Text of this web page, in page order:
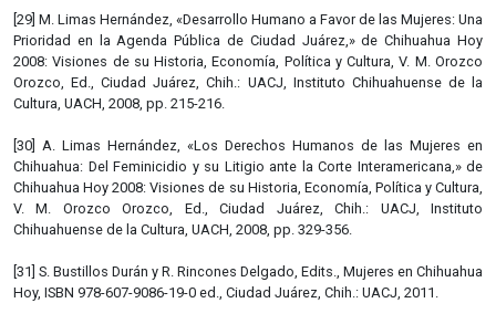
[29] M. Limas Hernández, «Desarrollo Humano a Favor de las Mujeres: Una
Prioridad en la Agenda Pública de Ciudad Juárez,» de Chihuahua Hoy
2008: Visiones de su Historia, Economía, Política y Cultura, V. M. Orozco
Orozco, Ed., Ciudad Juárez, Chih.: UACJ, Instituto Chihuahuense de la
Cultura, UACH, 2008, pp. 215-216.
[30] A. Limas Hernández, «Los Derechos Humanos de las Mujeres en
Chihuahua: Del Feminicidio y su Litigio ante la Corte Interamericana,» de
Chihuahua Hoy 2008: Visiones de su Historia, Economía, Política y Cultura,
V. M. Orozco Orozco, Ed., Ciudad Juárez, Chih.: UACJ, Instituto
Chihuahuense de la Cultura, UACH, 2008, pp. 329-356.
[31] S. Bustillos Durán y R. Rincones Delgado, Edits., Mujeres en Chihuahua
Hoy, ISBN 978-607-9086-19-0 ed., Ciudad Juárez, Chih.: UACJ, 2011.